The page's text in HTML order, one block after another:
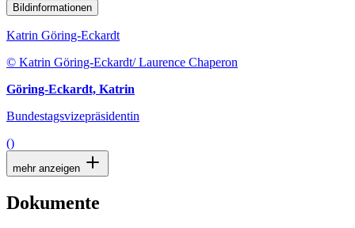
Bildinformationen
Katrin Göring-Eckardt
© Katrin Göring-Eckardt/ Laurence Chaperon
Göring-Eckardt, Katrin
Bundestagsvizepräsidentin
()
mehr anzeigen
Dokumente